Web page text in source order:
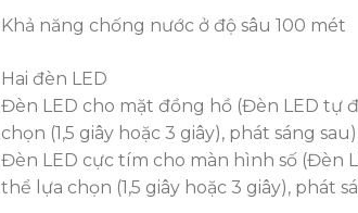
Khả năng chống nước ở độ sâu 100 mét
Hai đèn LED
Đèn LED cho mặt đồng hồ (Đèn LED tự
chọn (1,5 giây hoặc 3 giây), phát sáng sau)
Đèn LED cực tím cho màn hình số (Đèn
thể lựa chọn (1,5 giây hoặc 3 giây), phát